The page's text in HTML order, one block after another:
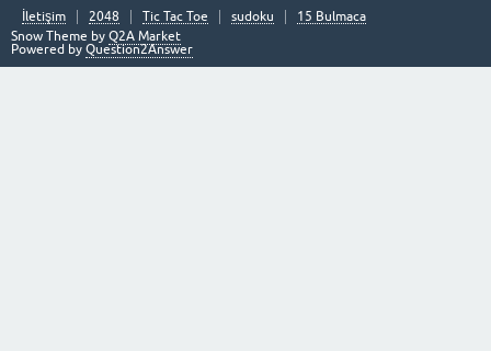
İletişim 2048 Tic Tac Toe sudoku
15 Bulmaca
Snow Theme by Q2A Market
Powered by Question2Answer